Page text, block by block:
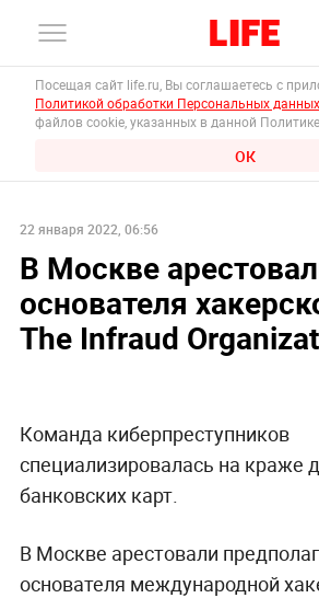
Посещая сайт life.ru, Вы соглашаетесь с
Политикой обработки Персональных данных
файлов cookie, указанных в данной Политике.
ОК
22 января 2022, 06:56
В Москве
основателя
The Infraud
Команда киберпреступников
специализировалась на краже
банковских карт.
В Москве арестовали
основателя международной